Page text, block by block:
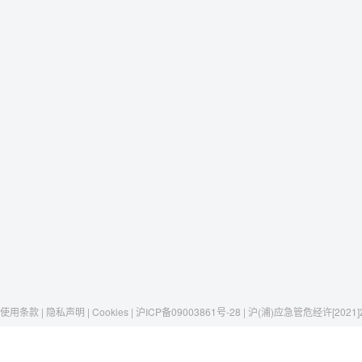
使用条款 | 隐私声明 | Cookies | 沪ICP备09003861号-28 | 沪(浦)应急管危经许